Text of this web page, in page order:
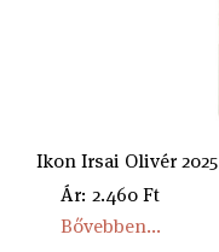
Ikon Irsai Olivér 2025
Ár: 2.460 Ft
Bővebben...